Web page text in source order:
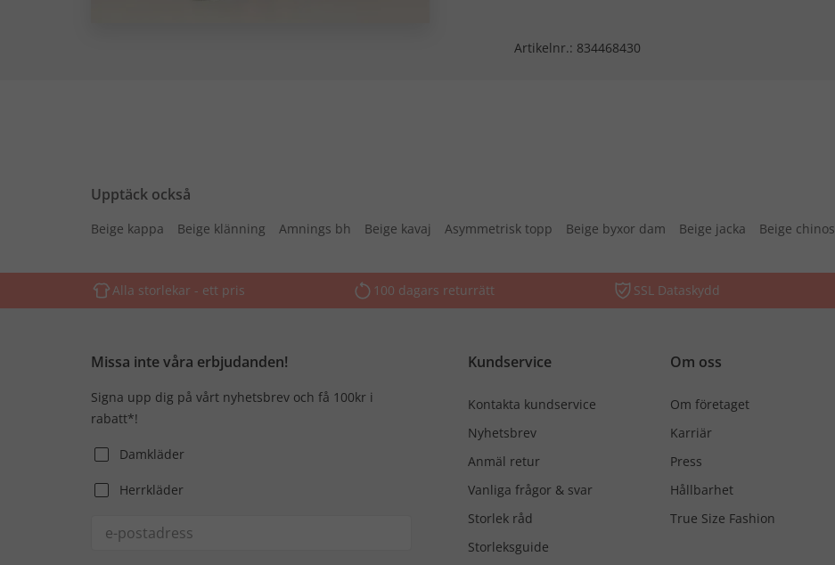
Artikelnr.: 834468430
Upptäck också
Beige kappa Beige klänning Amnings bh Beige kavaj Asymmetrisk topp Beige byxor dam Beige jacka Beige chinos
Alla storlekar - ett pris 100 dagars returrätt SSL Dataskydd
Missa inte våra erbjudanden!
Signa upp dig på vårt nyhetsbrev och få 100kr i
rabatt*!
Damkläder
Herrkläder
Kundservice
Kontakta kundservice
Nyhetsbrev
Anmäl retur
Vanliga frågor & svar
Storlek råd
Storleksguide
Om oss
Om företaget
Karriär
Press
Hållbarhet
True Size Fashion